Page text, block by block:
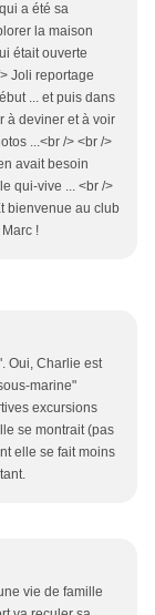
a été sa
la maison
était ouverte
Joli reportage
... et puis dans
à deviner et à voir
...<br /> <br />
avait besoin
qui-vive ... <br />
bienvenue au club
!
Oui, Charlie est
marine"
excursions
se montrait (pas
elle se fait moins
vie de famille